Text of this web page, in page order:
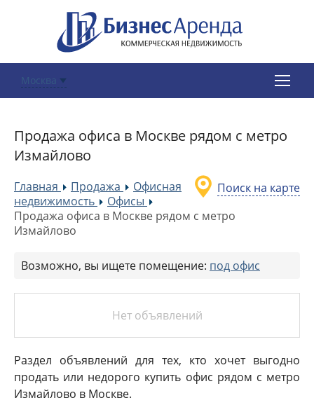
Москва
Продажа офиса в Москве рядом с метро
Измайлово
Поиск на карте
Главная »Продажа »Офисная
недвижимость
»Офисы
Продажа офиса в Москве рядом с метро
Измайлово
Возможно, вы ищете помещение: под офис
Нет объявлений
Раздел объявлений для тех, кто хочет выгодно
продать или недорого купить офис рядом с метро
Измайлово в Москве.